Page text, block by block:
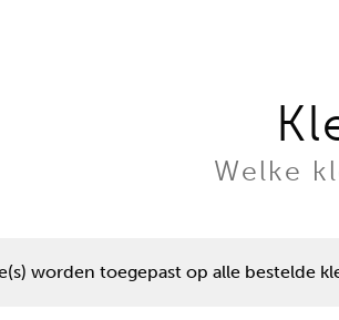
Welke
worden toegepast op alle bestelde